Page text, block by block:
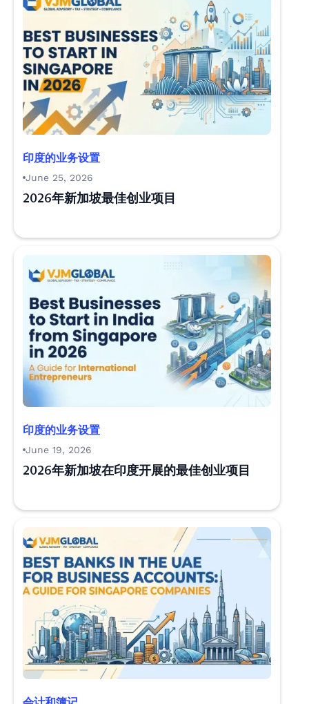
印度的业务设置
June 25, 2026
2026年新加坡最佳创业项目
印度的业务设置
June 19, 2026
2026年新加坡在印度开展的最佳创业项目